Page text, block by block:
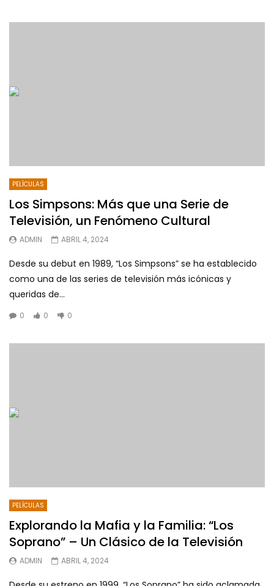
PELÍCULAS
Los Simpsons: Más que una Serie de
Televisión, un Fenómeno Cultural
ADMIN ABRIL 4, 2024
Desde su debut en 1989, “Los Simpsons” se ha establecido
como una de las series de televisión más icónicas y
queridas de...
0 0 0
PELÍCULAS
Explorando la Mafia y la Familia: “Los
Soprano” – Un Clásico de la Televisión
ADMIN ABRIL 4, 2024